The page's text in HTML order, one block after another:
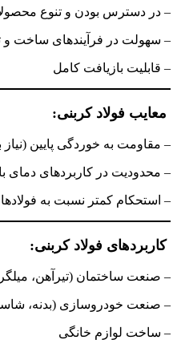
– در دسترس بودن و تنوع
– سهولت در فرآیندهای ساخت و
– قابلیت بازیافت کامل
معایب فولاد کربنی:
– مقاومت به خوردگی پایین
– محدودیت در کاربردهای دمای
– استحکام کمتر نسبت به
کاربردهای فولاد کربنی:
– صنعت ساختمان (تیرآهن،
– صنعت خودروسازی (بدنه،
– ساخت لوازم خانگی